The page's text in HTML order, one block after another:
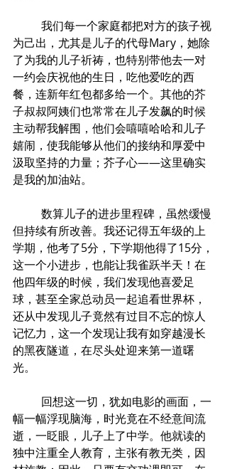
为己出，尤其是儿子的代母Mary，她除
了为我的儿子祈祷，也特别带他去一对
一约会庆祝他的生日，吃他爱吃的西
餐，连新年红包都多给一个。其他的芥
子叔叔阿姨们也常常在儿子发飙的时候
主动帮我解围，他们会嘻嘻哈哈和儿子
嬉闹，使我能够从他们的接纳和厚爱中
汲取坚持的力量；芥子心——这里确实
是我的加油站。
但持续有所改善。我还记得五年级的上
学期，他考了5分，下学期他得了15分，
这一个小进步，也能让我雀跃半天！在
他四年级的时候，我们发现他喜爱足
球，甚至全家总动员一起追看世界杯，
还从中发现儿子竟然有过目不忘的惊人
记忆力，这一个发现让我有如穿越漫长
的黑夜隧道，在尽头处迎来第一道曙
光。
幅一幅浮现脑海，时光竟在不经意间流
逝，一眨眼，儿子上了中学。他就读的
独中注重全人教育，主张有教无类，因